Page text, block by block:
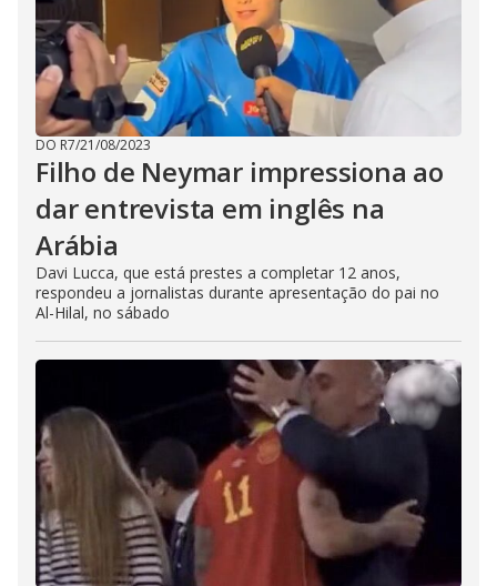
DO R7/21/08/2023
Filho de Neymar impressiona ao
dar entrevista em inglês na
Arábia
Davi Lucca, que está prestes a completar 12 anos,
respondeu a jornalistas durante apresentação do pai no
Al-Hilal, no sábado